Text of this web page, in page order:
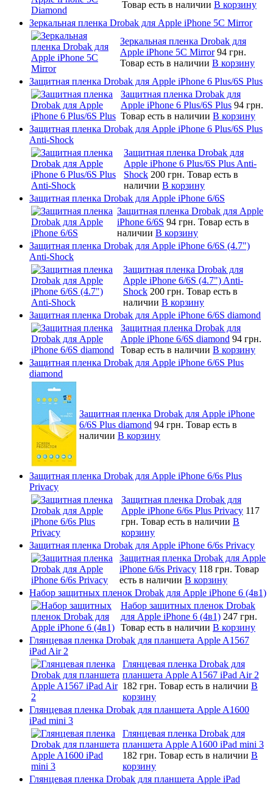
Товар есть в наличии В корзину
Зеркальная пленка Drobak для Apple iPhone 5C Mirror
Зеркальная пленка Drobak для
Apple iPhone 5C Mirror 94 грн.
Товар есть в наличии В корзину
Защитная пленка Drobak для Apple iPhone 6 Plus/6S Plus
Защитная пленка Drobak для
Apple iPhone 6 Plus/6S Plus 94 грн.
Товар есть в наличии В корзину
Защитная пленка Drobak для Apple iPhone 6 Plus/6S Plus
Anti-Shock
Защитная пленка Drobak для
Apple iPhone 6 Plus/6S Plus Anti-
Shock 200 грн. Товар есть в
наличии В корзину
Защитная пленка Drobak для Apple iPhone 6/6S
Защитная пленка Drobak для Apple
iPhone 6/6S 94 грн. Товар есть в
наличии В корзину
Защитная пленка Drobak для Apple iPhone 6/6S (4.7")
Anti-Shock
Защитная пленка Drobak для
Apple iPhone 6/6S (4.7") Anti-
Shock 200 грн. Товар есть в
наличии В корзину
Защитная пленка Drobak для Apple iPhone 6/6S diamond
Защитная пленка Drobak для
Apple iPhone 6/6S diamond 94 грн.
Товар есть в наличии В корзину
Защитная пленка Drobak для Apple iPhone 6/6S Plus
diamond
Защитная пленка Drobak для Apple iPhone
6/6S Plus diamond 94 грн. Товар есть в
наличии В корзину
Защитная пленка Drobak для Apple iPhone 6/6s Plus
Privacy
Защитная пленка Drobak для
Apple iPhone 6/6s Plus Privacy 117
грн. Товар есть в наличии В
корзину
Защитная пленка Drobak для Apple iPhone 6/6s Privacy
Защитная пленка Drobak для Apple
iPhone 6/6s Privacy 118 грн. Товар
есть в наличии В корзину
Набор защитных пленок Drobak для Apple iPhone 6 (4в1)
Набор защитных пленок Drobak
для Apple iPhone 6 (4в1) 247 грн.
Товар есть в наличии В корзину
Глянцевая пленка Drobak для планшета Apple A1567
iPad Air 2
Глянцевая пленка Drobak для
планшета Apple A1567 iPad Air 2
182 грн. Товар есть в наличии В
корзину
Глянцевая пленка Drobak для планшета Apple A1600
iPad mini 3
Глянцевая пленка Drobak для
планшета Apple A1600 iPad mini 3
182 грн. Товар есть в наличии В
корзину
Глянцевая пленка Drobak для планшета Apple iPad